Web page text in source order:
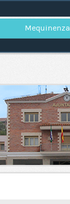
Mequinenza